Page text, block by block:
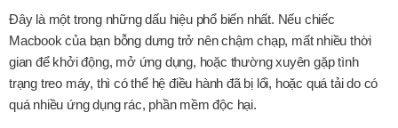
Đây là một trong những dấu hiệu phổ biến nhất. Nếu chiếc
Macbook của bạn bỗng dưng trở nên chậm chạp, mất nhiều thời
gian để khởi động, mở ứng dụng, hoặc thường xuyên gặp tình
trạng treo máy, thì có thể hệ điều hành đã bị lổi, hoặc quá tải do có
quá nhiều ứng dụng rác, phần mềm độc hại.